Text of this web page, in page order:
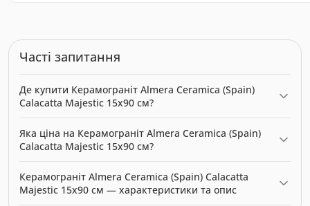
Часті запитання
Де купити Керамограніт Almera Ceramica (Spain)
Calacatta Majestic 15x90 см?
см можна купити в нашому інтернет-магазині за ціною
2729.91 грн. Категорія:
Яка ціна на Керамограніт Almera Ceramica (Spain)
Calacatta Majestic 15x90 см?
Calacatta Majestic 15x90 см — 2729.91 грн. Виробник: Almera
Ceramica.
Керамограніт Almera Ceramica (Spain) Calacatta
Majestic 15x90 см — характеристики та опис